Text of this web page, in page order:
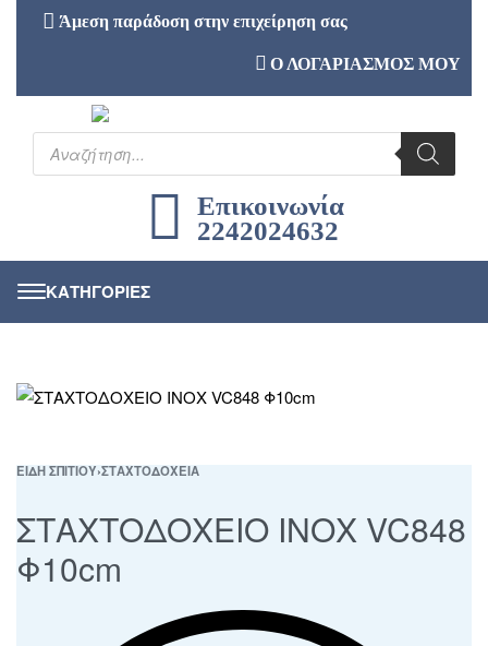
Άμεση παράδοση στην επιχείρηση σας
Ο ΛΟΓΑΡΙΑΣΜΟΣ ΜΟΥ
Επικοινωνία
2242024632
ΕΙΔΗ ΣΠΙΤΙΟΥ›ΣΤΑΧΤΟΔΟΧΕΙΑ
ΣΤΑΧΤΟΔΟΧΕΙΟ ΙΝΟΧ VC848
Φ10cm